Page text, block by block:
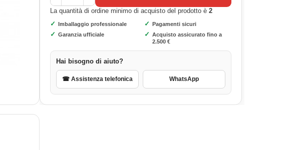
La quantità di ordine minimo di acquisto del prodotto è 2
✓ Imballaggio professionale ✓ Pagamenti sicuri
✓ Garanzia ufficiale ✓ Acquisto assicurato fino a
2.500 €
Hai bisogno di aiuto?
☎ Assistenza telefonica WhatsApp